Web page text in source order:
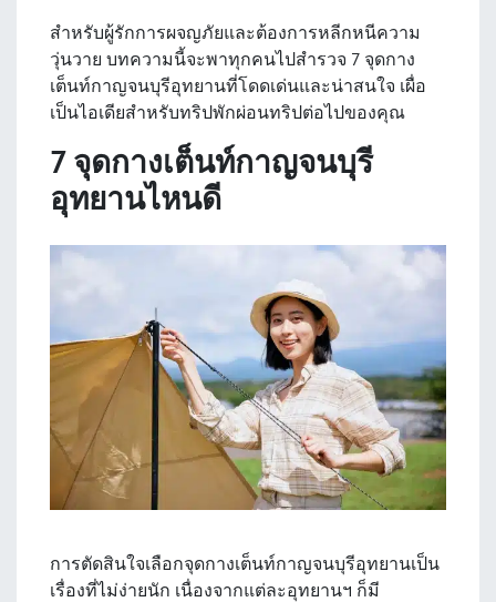
สำหรับผู้รักการผจญภัยและต้องการหลีกหนีความ
วุ่นวาย บทความนี้จะพาทุกคนไปสำรวจ 7 จุดกาง
เต็นท์กาญจนบุรีอุทยานที่โดดเด่นและน่าสนใจ เผื่อ
เป็นไอเดียสำหรับทริปพักผ่อนทริปต่อไปของคุณ
7 จุดกางเต็นท์กาญจนบุรี
อุทยานไหนดี
การตัดสินใจเลือกจุดกางเต็นท์กาญจนบุรีอุทยานเป็น
เรื่องที่ไม่ง่ายนัก เนื่องจากแต่ละอุทยานฯ ก็มี